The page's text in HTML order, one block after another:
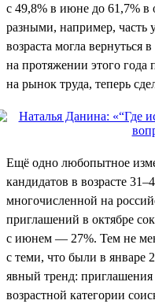
с 49,8% в июне до 61,7%
разными, например, часть
возраста могла
на протяжении этого года
на рынок труда, теперь
Ещё одно любопытное
кандидатов в возрасте
многочисленной на
приглашений в октябре
с июнем — 27%. Тем не
с теми, что были в январе
явный тренд:
возрастной категории